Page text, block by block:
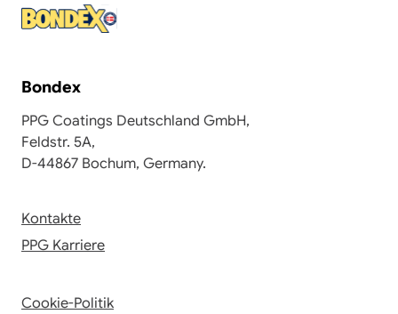
Bondex
PPG Coatings Deutschland GmbH,
Feldstr. 5A,
D-44867 Bochum, Germany.
Kontakte
PPG Karriere
Cookie-Politik